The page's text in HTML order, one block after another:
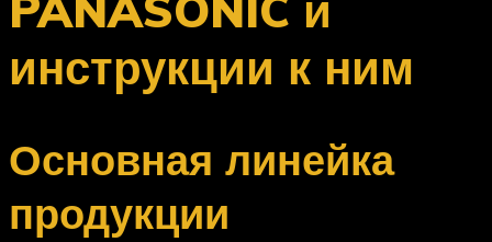
инструкции к ним
Основная линейка
продукции